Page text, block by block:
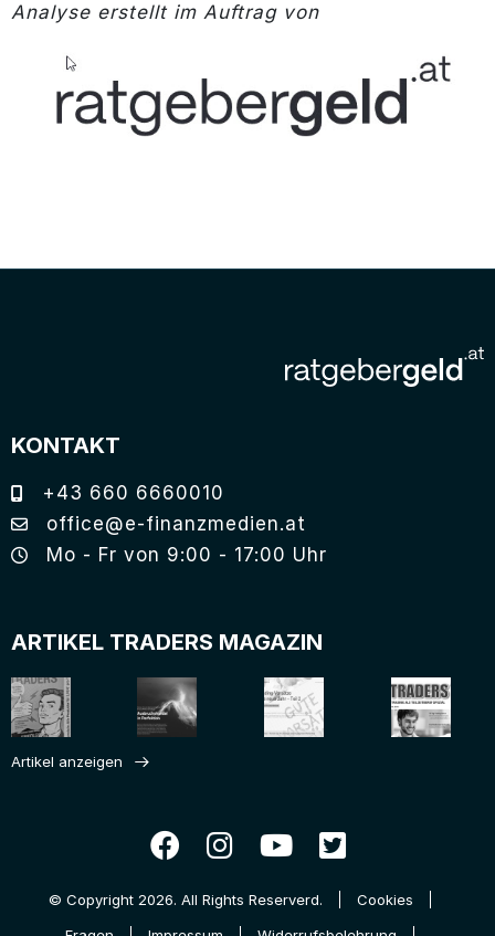
Analyse erstellt im Auftrag von
KONTAKT
+43 660 6660010
office@e-finanzmedien.at
Mo - Fr von 9:00 - 17:00 Uhr
ARTIKEL TRADERS MAGAZIN
Artikel anzeigen
© Copyright 2026. All Rights Reserverd.
Cookies